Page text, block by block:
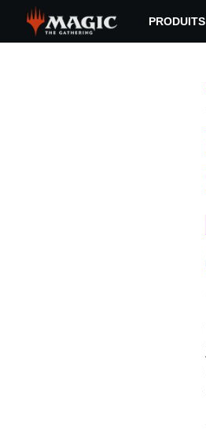
main
PRODUITS